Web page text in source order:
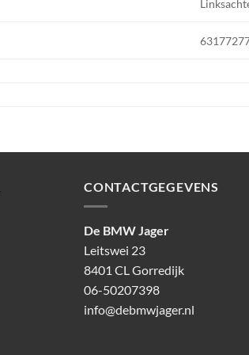
CONTACTGEGEVENS
De BMW Jager
Leitswei 23
8401 CL Gorredijk
06-50207398
info@debmwjager.nl